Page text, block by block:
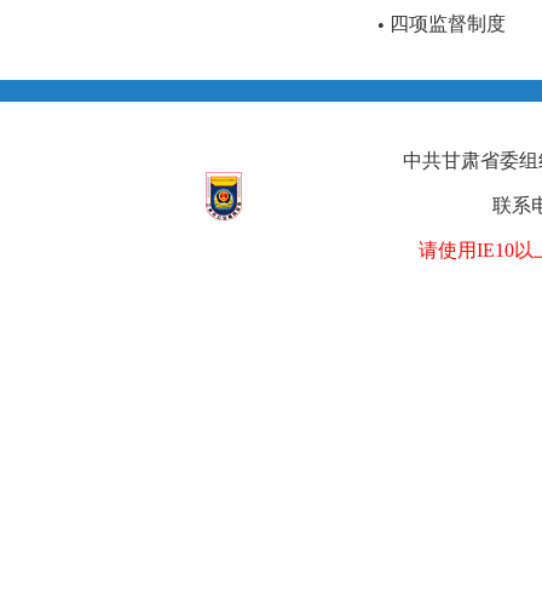
• 四项监督制度
中共甘肃省委
联系
请使用IE10以